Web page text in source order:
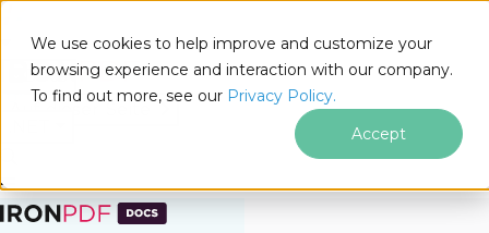
We use cookies to help improve and customize your
browsing experience and interaction with our company.
To find out more, see our Privacy Policy.
Accept
Zum Fußzeileninhalt springen
Docs